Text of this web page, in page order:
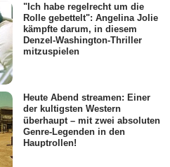
"Ich habe regelrecht um die
Rolle gebettelt": Angelina Jolie
kämpfte darum, in diesem
Denzel-Washington-Thriller
mitzuspielen
Heute Abend streamen: Einer
der kultigsten Western
überhaupt – mit zwei absoluten
Genre-Legenden in den
Hauptrollen!